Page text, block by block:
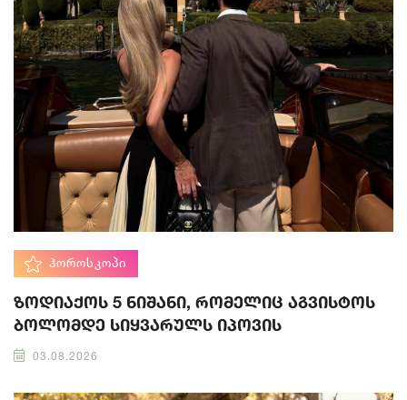
ᲰᲝᲠᲝᲡᲙᲝᲞᲘ
ზოდიაქოს 5 ნიშანი, რომელიც აგვისტოს
ბოლომდე სიყვარულს იპოვის
03.08.2026